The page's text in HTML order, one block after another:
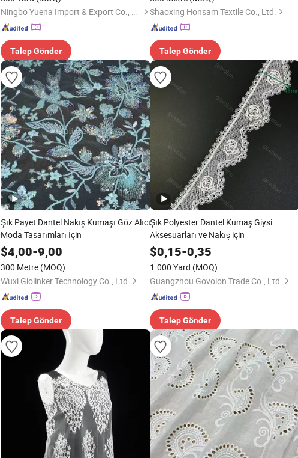
Ningbo Yuena Import & Export Co., Ltd.
Talep Gönder
Shaoxing Honsam Textile Co., Ltd.
Talep Gönder
Şık Payet Dantel Nakış Kumaşı Göz Alıcı
Moda Tasarımları İçin
$4,00-9,00
300 Metre (MOQ)
Wuxi Glolinker Technology Co., Ltd.
Talep Gönder
Şık Polyester Dantel Kumaş Giysi
Aksesuarları ve Nakış için
$0,15-0,35
1.000 Yard (MOQ)
Guangzhou Govolon Trade Co., Ltd.
Talep Gönder